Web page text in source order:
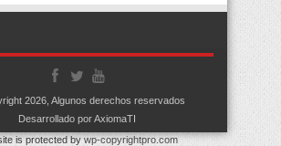
2026, Algunos derechos reservados
Desarrollado por AxiomaTI
is protected bywp-copyrightpro.com